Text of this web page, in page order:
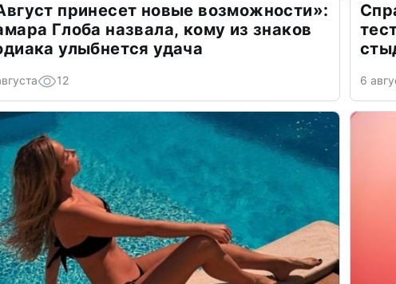
принесет новые возможности»:
Глоба назвала, кому из знаков
улыбнется удача
12 6